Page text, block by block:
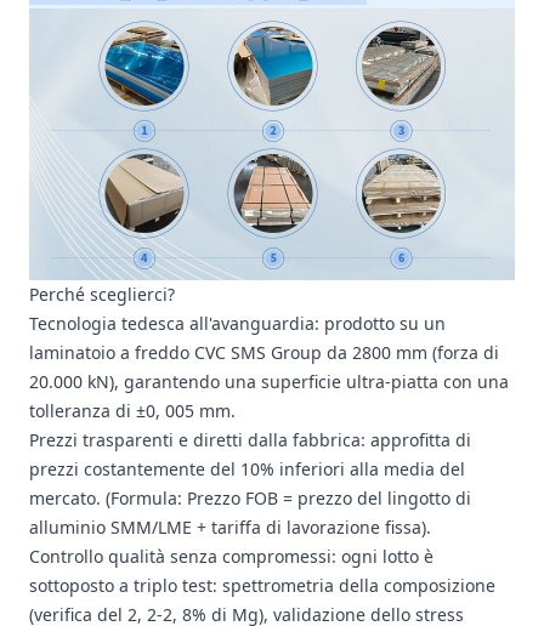
Perché sceglierci?
Tecnologia tedesca all'avanguardia: prodotto su un
laminatoio a freddo CVC SMS Group da 2800 mm (forza di
20.000 kN), garantendo una superficie ultra-piatta con una
tolleranza di ±0, 005 mm.
Prezzi trasparenti e diretti dalla fabbrica: approfitta di
prezzi costantemente del 10% inferiori alla media del
mercato. (Formula: Prezzo FOB = prezzo del lingotto di
alluminio SMM/LME + tariffa di lavorazione fissa).
Controllo qualità senza compromessi: ogni lotto è
sottoposto a triplo test: spettrometria della composizione
(verifica del 2, 2-2, 8% di Mg), validazione dello stress